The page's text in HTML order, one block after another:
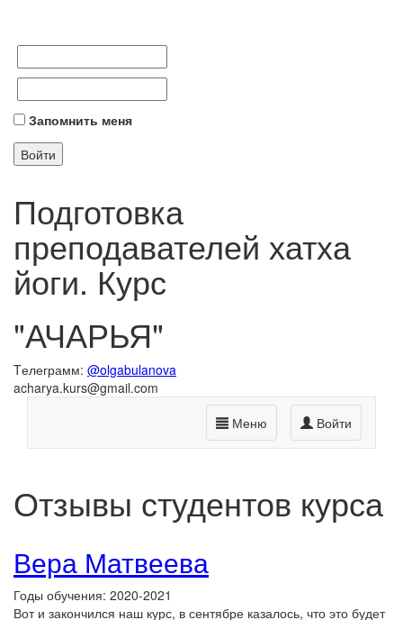
Запомнить меня
Подготовка
преподавателей хатха
йоги. Курс
"АЧАРЬЯ"
Tелеграмм: @olgabulanova
acharya.kurs@gmail.com
Войти
Меню
Отзывы студентов курса
Вера Матвеева
Годы обучения: 2020-2021
Вот и закончился наш курс, в сентябре казалось, что это будет